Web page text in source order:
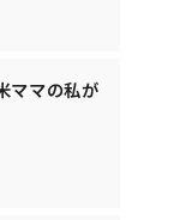
ママの私が